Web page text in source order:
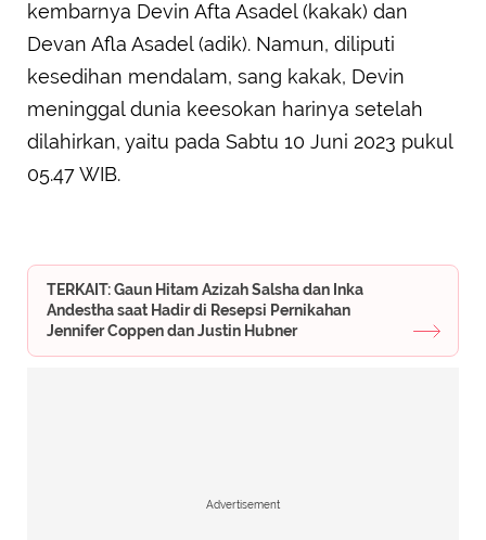
kembarnya Devin Afta Asadel (kakak) dan
Devan Afla Asadel (adik). Namun, diliputi
kesedihan mendalam, sang kakak, Devin
meninggal dunia keesokan harinya setelah
dilahirkan, yaitu pada Sabtu 10 Juni 2023 pukul
05.47 WIB.
TERKAIT: Gaun Hitam Azizah Salsha dan Inka
Andestha saat Hadir di Resepsi Pernikahan
Jennifer Coppen dan Justin Hubner
Advertisement